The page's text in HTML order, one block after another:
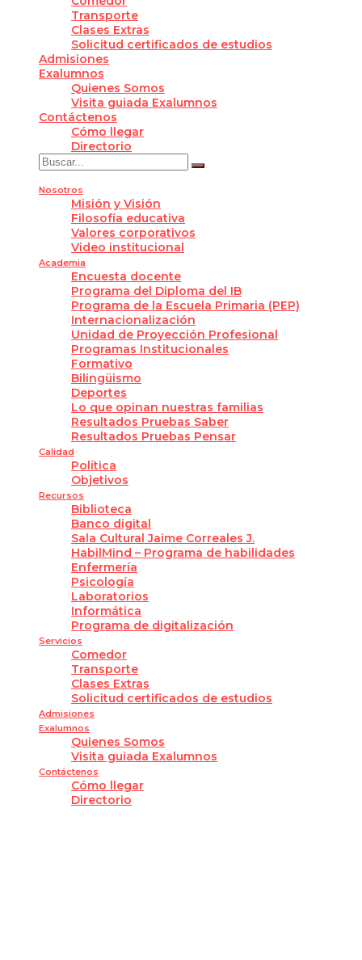
Transporte
Clases Extras
Solicitud certificados de estudios
Admisiones
Exalumnos
Quienes Somos
Visita guiada Exalumnos
Contáctenos
Cómo llegar
Directorio
Nosotros
Misión y Visión
Filosofía educativa
Valores corporativos
Video institucional
Academia
Encuesta docente
Programa del Diploma del IB
Programa de la Escuela Primaria (PEP)
Internacionalización
Unidad de Proyección Profesional
Programas Institucionales
Formativo
Bilingüismo
Deportes
Lo que opinan nuestras familias
Resultados Pruebas Saber
Resultados Pruebas Pensar
Calidad
Política
Objetivos
Recursos
Biblioteca
Banco digital
Sala Cultural Jaime Correales J.
HabilMind – Programa de habilidades
Enfermería
Psicología
Laboratorios
Informática
Programa de digitalización
Servicios
Comedor
Transporte
Clases Extras
Solicitud certificados de estudios
Admisiones
Exalumnos
Quienes Somos
Visita guiada Exalumnos
Contáctenos
Cómo llegar
Directorio